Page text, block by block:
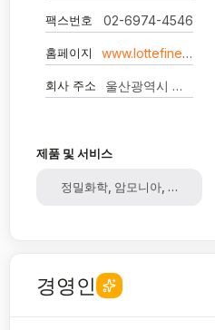
팩스번호 02-6974-4546
홈페이지 www.lottefinechem.com
회사 주소 울산광역시 남구 여천로217번길 19
제품 및 서비스
정밀화학, 암모니아, 염소
경영인